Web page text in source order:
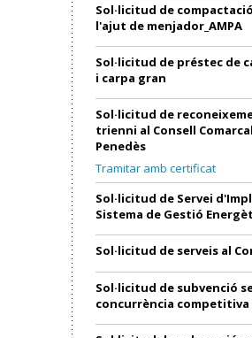
Sol·licitud de
l'ajut de menjador_AMPA
Sol·licitud de préstec de
i carpa gran
Sol·licitud de
trienni al Consell
Penedès
Tramitar amb certificat
Sol·licitud de Servei
Sistema de Gestió
Sol·licitud de serveis al
Sol·licitud de subvenció
concurrència competitiva